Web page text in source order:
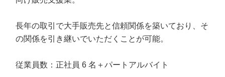
長年の取引で大手販売先と信頼関係を築いており、そ
の関係を引き継いでいただくことが可能。
従業員数：正社員 6 名＋パートアルバイト